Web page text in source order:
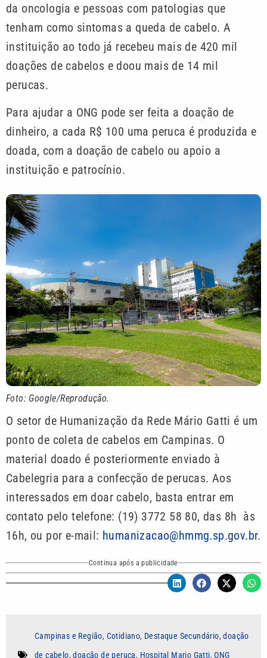
da oncologia e pessoas com patologias que
tenham como sintomas a queda de cabelo. A
instituição ao todo já recebeu mais de 420 mil
doações de cabelos e doou mais de 14 mil
perucas.
Para ajudar a ONG pode ser feita a doação de
dinheiro, a cada R$ 100 uma peruca é produzida e
doada, com a doação de cabelo ou apoio a
instituição e patrocínio.
Foto: Google/Reprodução.
O setor de Humanização da Rede Mário Gatti é um
ponto de coleta de cabelos em Campinas. O
material doado é posteriormente enviado à
Cabelegria para a confecção de perucas. Aos
interessados em doar cabelo, basta entrar em
contato pelo telefone: (19) 3772 58 80, das 8h às
16h, ou por e-mail: humanizacao@hmmg.sp.gov.br.
Continua após a publicidade
Campinas e Região, Cotidiano, Destaque Secundário,doação
de cabelo,doação de peruca, Hospital Mario Gatti,ONG